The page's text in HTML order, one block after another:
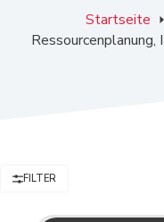
Startseite
FILTER